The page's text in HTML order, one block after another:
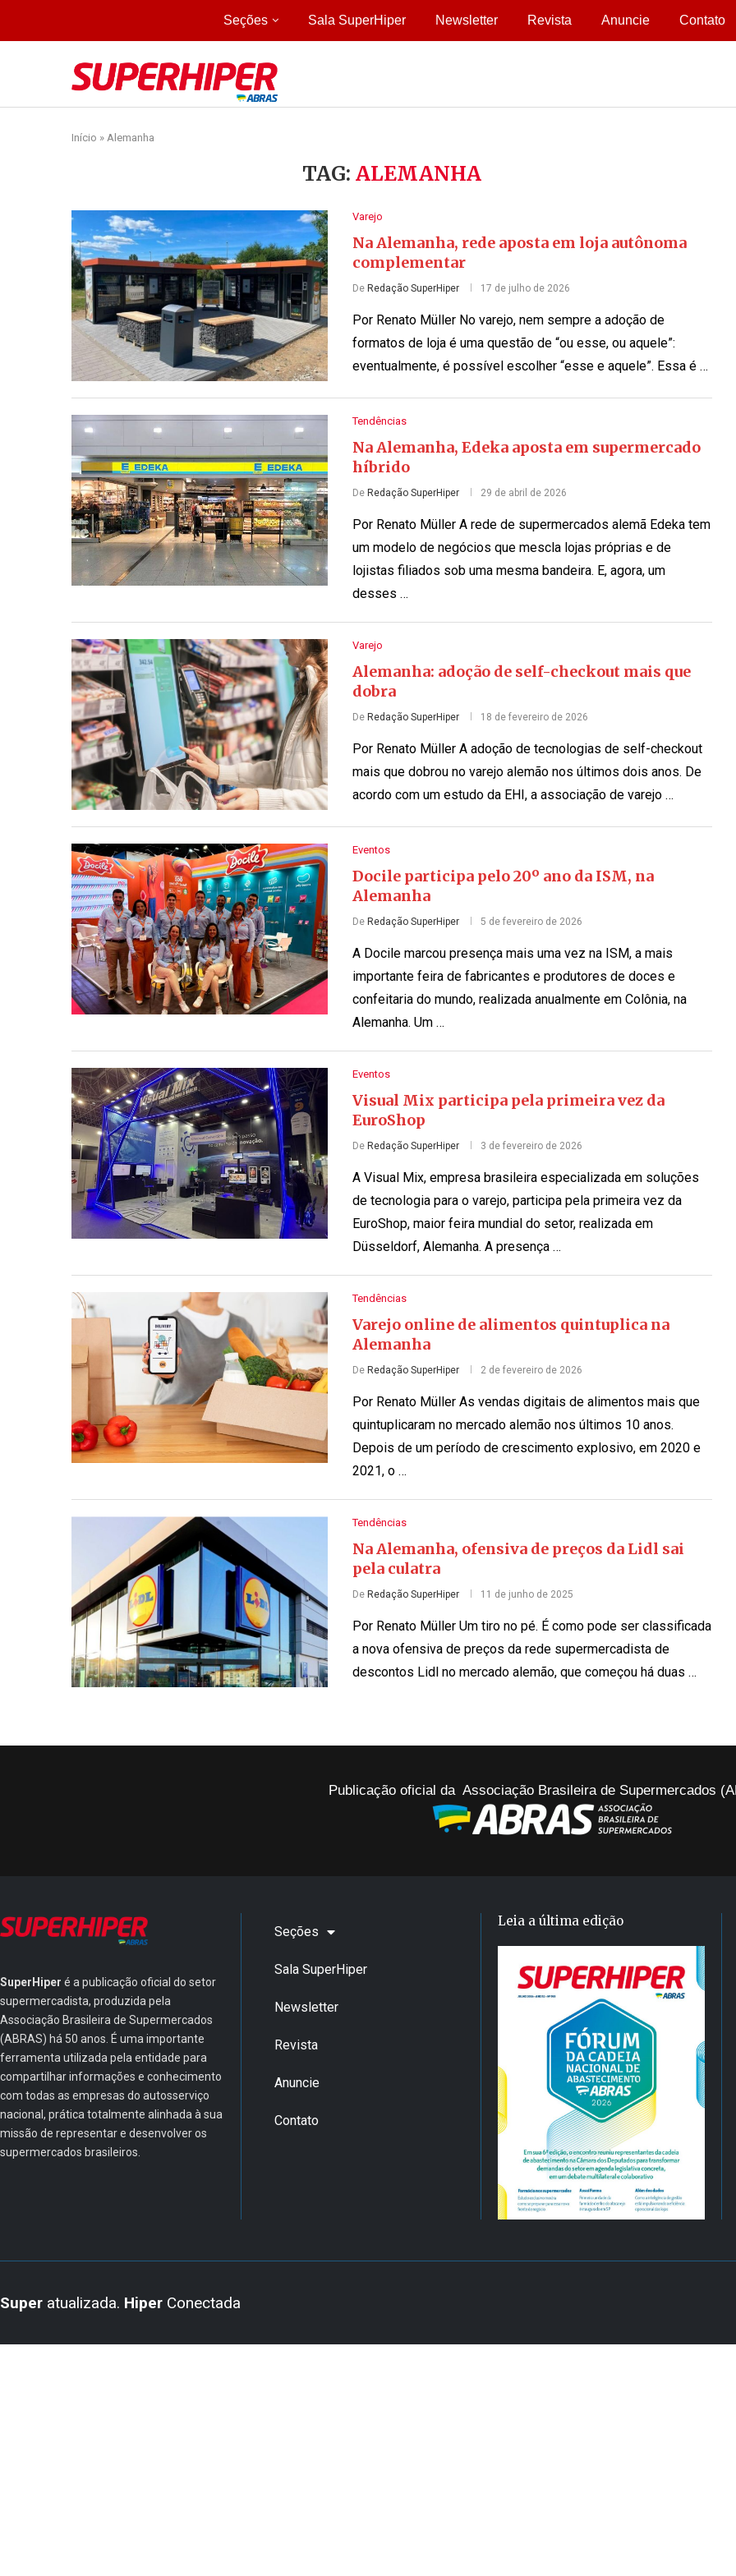
Seções Sala SuperHiper Newsletter Revista Anuncie Contato
Início » Alemanha
TAG: ALEMANHA
Varejo
Na Alemanha, rede aposta em loja autônoma
complementar
De Redação SuperHiper 17 de julho de 2026
Por Renato Müller No varejo, nem sempre a adoção de
formatos de loja é uma questão de “ou esse, ou aquele”:
eventualmente, é possível escolher “esse e aquele”. Essa é …
Tendências
Na Alemanha, Edeka aposta em supermercado
híbrido
De Redação SuperHiper 29 de abril de 2026
Por Renato Müller A rede de supermercados alemã Edeka tem
um modelo de negócios que mescla lojas próprias e de
lojistas filiados sob uma mesma bandeira. E, agora, um
desses …
Varejo
Alemanha: adoção de self-checkout mais que
dobra
De Redação SuperHiper 18 de fevereiro de 2026
Por Renato Müller A adoção de tecnologias de self-checkout
mais que dobrou no varejo alemão nos últimos dois anos. De
acordo com um estudo da EHI, a associação de varejo …
Eventos
Docile participa pelo 20º ano da ISM, na
Alemanha
De Redação SuperHiper 5 de fevereiro de 2026
A Docile marcou presença mais uma vez na ISM, a mais
importante feira de fabricantes e produtores de doces e
confeitaria do mundo, realizada anualmente em Colônia, na
Alemanha. Um …
Eventos
Visual Mix participa pela primeira vez da
EuroShop
De Redação SuperHiper 3 de fevereiro de 2026
A Visual Mix, empresa brasileira especializada em soluções
de tecnologia para o varejo, participa pela primeira vez da
EuroShop, maior feira mundial do setor, realizada em
Düsseldorf, Alemanha. A presença …
Tendências
Varejo online de alimentos quintuplica na
Alemanha
De Redação SuperHiper 2 de fevereiro de 2026
Por Renato Müller As vendas digitais de alimentos mais que
quintuplicaram no mercado alemão nos últimos 10 anos.
Depois de um período de crescimento explosivo, em 2020 e
2021, o …
Tendências
Na Alemanha, ofensiva de preços da Lidl sai
pela culatra
De Redação SuperHiper 11 de junho de 2025
Por Renato Müller Um tiro no pé. É como pode ser classificada
a nova ofensiva de preços da rede supermercadista de
descontos Lidl no mercado alemão, que começou há duas …
Publicação oficial da Associação Brasileira de Supermercados
SuperHiper é a publicação oficial do setor
supermercadista, produzida pela
Associação Brasileira de Supermercados
(ABRAS) há 50 anos. É uma importante
ferramenta utilizada pela entidade para
compartilhar informações e conhecimento
com todas as empresas do autosserviço
nacional, prática totalmente alinhada à sua
missão de representar e desenvolver os
supermercados brasileiros.
Seções
Sala SuperHiper
Newsletter
Revista
Anuncie
Contato
Leia a última edição
Super atualizada. Hiper Conectada